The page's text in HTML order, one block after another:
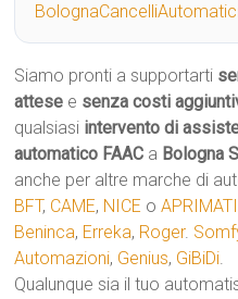
Siamo pronti a supportarti
attese e senza costi
qualsiasi intervento di
automatico FAAC a Bologna
anche per altre marche di
BFT, CAME, NICE o
Beninca, Erreka, Roger.
Automazioni, Genius, GiBiDi.
Qualunque sia il tuo